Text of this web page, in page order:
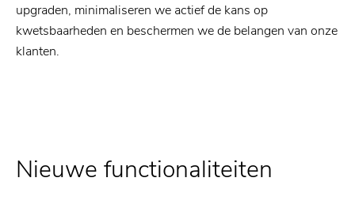
upgraden, minimaliseren we actief de kans op
kwetsbaarheden en beschermen we de belangen van onze
klanten.
Nieuwe functionaliteiten